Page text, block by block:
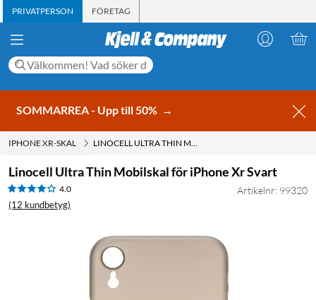
PRIVATPERSON FÖRETAG
SOMMARREA - Upp till 50% →
IPHONE XR-SKAL LINOCELL ULTRA THIN MOBILSKAL FÖR IPHONE XR SVART
Linocell Ultra Thin Mobilskal för iPhone Xr Svart
4.0
(12 kundbetyg)
Artikelnr: 99320